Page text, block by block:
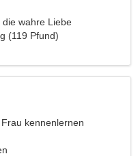
wahre Liebe
(119 Pfund)
kennenlernen